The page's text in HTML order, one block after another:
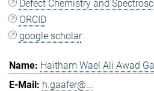
Defect Chemistry and
ORCID
google scholar
Haitham Wael Ali Awad
h.gaafer@...